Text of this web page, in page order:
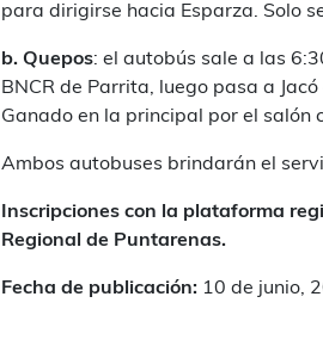
para dirigirse hacia Esparza. Solo
b. Quepos: el autobús sale a las
BNCR de Parrita, luego pasa a
Ganado en la principal por el salón
Ambos autobuses brindarán el
Inscripciones con la plataforma
Regional de Puntarenas.
Fecha de publicación: 10 de junio,